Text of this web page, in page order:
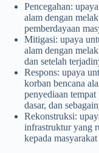
Pencegahan:
alam dengan
pemberdayaan
Mitigasi: upaya
alam dengan
dan setelah
Respons: upaya
korban bencana
penyediaan
dasar, dan
Rekonstruksi:
infrastruktur yang
kepada